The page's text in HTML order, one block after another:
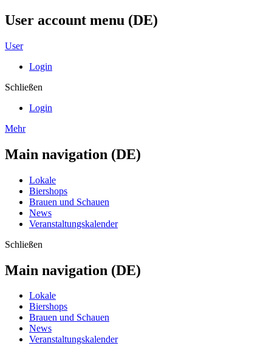
User account menu (DE)
User
Login
Schließen
Login
Mehr
Main navigation (DE)
Lokale
Biershops
Brauen und Schauen
News
Veranstaltungskalender
Schließen
Main navigation (DE)
Lokale
Biershops
Brauen und Schauen
News
Veranstaltungskalender